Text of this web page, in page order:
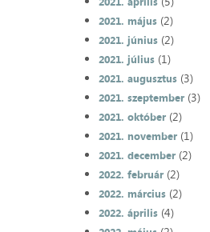
2021. május(2)
2021. június(2)
2021. július(1)
2021. augusztus(3)
2021. szeptember(3)
2021. október(2)
2021. november(1)
2021. december(2)
2022. február(2)
2022. március(2)
2022. április(4)